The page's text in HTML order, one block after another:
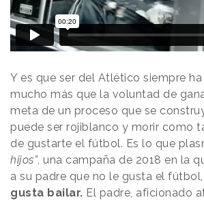
Y es que ser del Atlético siempre
mucho más que la voluntad de
meta de un proceso que se
puede ser rojiblanco y morir como
de gustarte el fútbol. Es lo que
hijos”, una campaña de 2018 en la
a su padre que no le gusta el
gusta bailar. El padre, aficionado